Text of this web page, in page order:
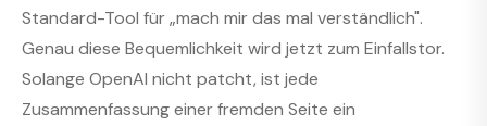
Standard-Tool für „mach mir das mal verständlich".
Genau diese Bequemlichkeit wird jetzt zum Einfallstor.
Solange OpenAI nicht patcht, ist jede
Zusammenfassung einer fremden Seite ein